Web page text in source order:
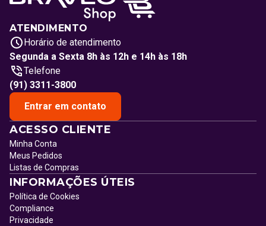
ATENDIMENTO
Horário de atendimento
Segunda a Sexta 8h às 12h e 14h às 18h
Telefone
(91) 3311-3800
Entrar em contato
ACESSO CLIENTE
Minha Conta
Meus Pedidos
Listas de Compras
INFORMAÇÕES ÚTEIS
Política de Cookies
Compliance
Privacidade